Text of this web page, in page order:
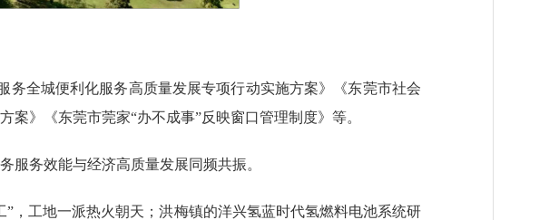
全城便利化服务高质量发展专项行动实施方案》《东莞市社会
》《东莞市莞家“办不成事”反映窗口管理制度》等。
务效能与经济高质量发展同频共振。
工地一派热火朝天；洪梅镇的洋兴氢蓝时代氢燃料电池系统研